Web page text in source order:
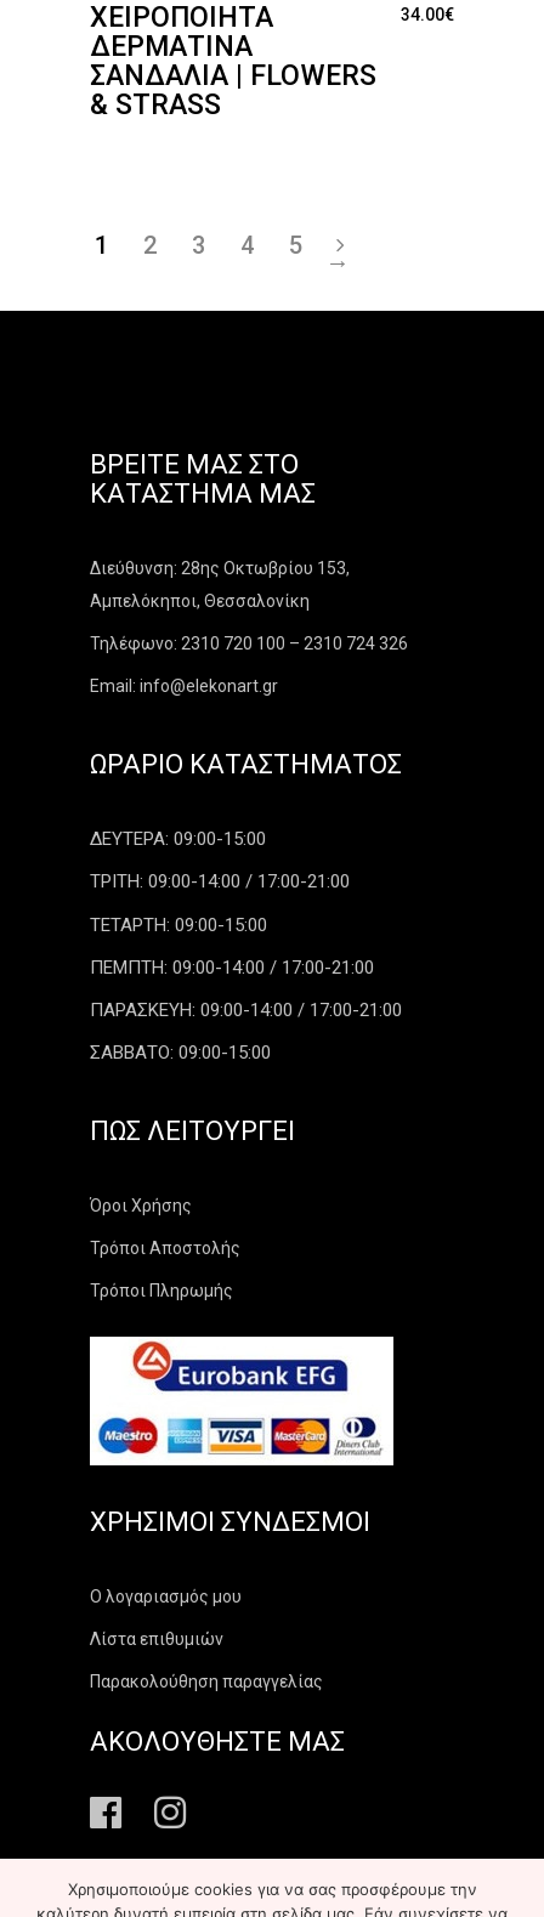
ΧΕΙΡΟΠΟΊΗΤΑ
ΔΕΡΜΆΤΙΝΑ
ΣΑΝΔΆΛΙΑ | FLOWERS
& STRASS
34.00€
1 2 3 4 5 →
ΒΡΕΊΤΕ ΜΑΣ ΣΤΟ
ΚΑΤΆΣΤΗΜΑ ΜΑΣ
Διεύθυνση: 28ης Οκτωβρίου 153,
Αμπελόκηποι, Θεσσαλονίκη
Τηλέφωνο: 2310 720 100 – 2310 724 326
Email: info@elekonart.gr
ΩΡΆΡΙΟ ΚΑΤΑΣΤΉΜΑΤΟΣ
ΔΕΥΤΕΡΑ: 09:00-15:00
ΤΡΙΤΗ: 09:00-14:00 / 17:00-21:00
ΤΕΤΑΡΤΗ: 09:00-15:00
ΠΕΜΠΤΗ: 09:00-14:00 / 17:00-21:00
ΠΑΡΑΣΚΕΥΗ: 09:00-14:00 / 17:00-21:00
ΣΑΒΒΑΤΟ: 09:00-15:00
ΠΏΣ ΛΕΙΤΟΥΡΓΕΊ
Όροι Χρήσης
Τρόποι Αποστολής
Τρόποι Πληρωμής
ΧΡΉΣΙΜΟΙ ΣΎΝΔΕΣΜΟΙ
Ο λογαριασμός μου
Λίστα επιθυμιών
Παρακολούθηση παραγγελίας
ΑΚΟΛΟΥΘΗΣΤΕ ΜΑΣ
Χρησιμοποιούμε cookies για να σας προσφέρουμε την